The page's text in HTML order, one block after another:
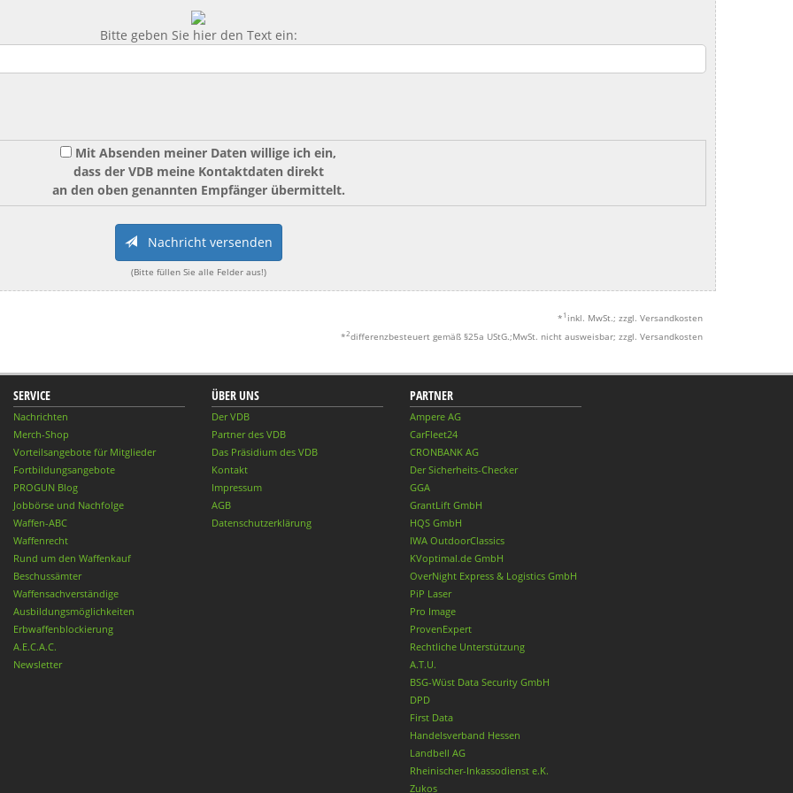
Bitte geben Sie hier den Text ein:
Mit Absenden meiner Daten willige ich ein,
dass der VDB meine Kontaktdaten direkt
an den oben genannten Empfänger übermittelt.
Nachricht versenden
(Bitte füllen Sie alle Felder aus!)
* 1 inkl. MwSt.; zzgl. Versandkosten
*2differenzbesteuert gemäß §25a UStG.;MwSt. nicht ausweisbar; zzgl. Versandkosten
SERVICE
Nachrichten
Merch-Shop
Vorteilsangebote für Mitglieder
Fortbildungsangebote
PROGUN Blog
Jobbörse und Nachfolge
Waffen-ABC
Waffenrecht
Rund um den Waffenkauf
Beschussämter
Waffensachverständige
Ausbildungsmöglichkeiten
Erbwaffenblockierung
A.E.C.A.C.
Newsletter
ÜBER UNS
Der VDB
Partner des VDB
Das Präsidium des VDB
Kontakt
Impressum
AGB
Datenschutzerklärung
PARTNER
Ampere AG
CarFleet24
CRONBANK AG
Der Sicherheits-Checker
GGA
GrantLift GmbH
HQS GmbH
IWA OutdoorClassics
KVoptimal.de GmbH
OverNight Express & Logistics GmbH
PiP Laser
Pro Image
ProvenExpert
Rechtliche Unterstützung
A.T.U.
BSG-Wüst Data Security GmbH
DPD
First Data
Handelsverband Hessen
Landbell AG
Rheinischer-Inkassodienst e.K.
Zukos